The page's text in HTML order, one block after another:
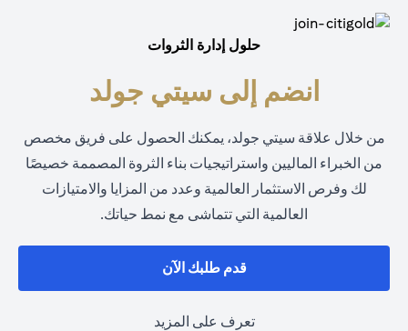
حلول إدارة الثروات
انضم إلى سيتي جولد
من خلال علاقة سيتي جولد، يمكنك الحصول على فريق مخصص
من الخبراء الماليين واستراتيجيات بناء الثروة المصممة خصيصًا
لك وفرص الاستثمار العالمية وعدد من المزايا والامتيازات
العالمية التي تتماشى مع نمط حياتك.
قدم طلبك الآن
تعرف على المزيد